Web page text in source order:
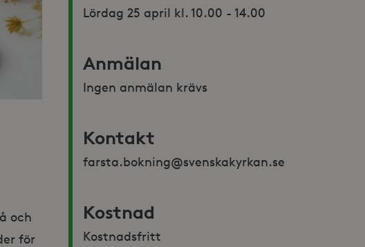
och
för
Lördag 25 april kl. 10.00 - 14.00
Anmälan
Ingen anmälan krävs
Kontakt
farsta.bokning@svenskakyrkan.se
Kostnad
Kostnadsfritt